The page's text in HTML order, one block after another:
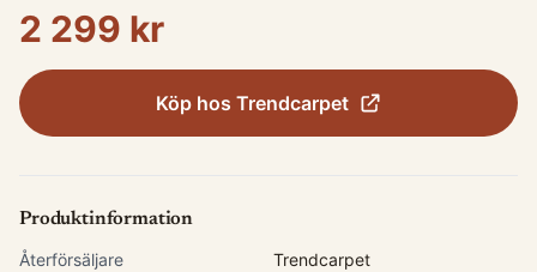
2 299 kr
Köp hos Trendcarpet
Produktinformation
Återförsäljare
Trendcarpet